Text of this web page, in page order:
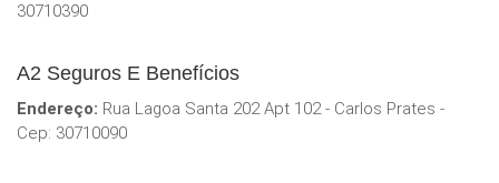
30710390
A2 Seguros E Benefícios
Endereço: Rua Lagoa Santa 202 Apt 102 - Carlos Prates -
Cep: 30710090